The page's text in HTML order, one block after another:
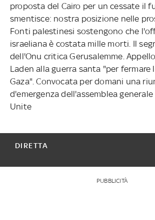
proposta del Cairo per un cessate il
smentisce: nostra posizione nelle
Fonti palestinesi sostengono che
israeliana è costata mille morti. Il
dell'Onu critica Gerusalemme.
Laden alla guerra santa "per fermare
Gaza". Convocata per domani una
d'emergenza dell'assemblea
Unite
DIRETTA
PUBBLICITÀ